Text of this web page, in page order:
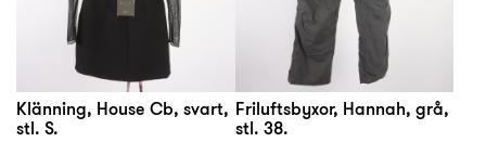
Klänning, House Cb, svart,
stl. S.
Friluftsbyxor, Hannah, grå,
stl. 38.